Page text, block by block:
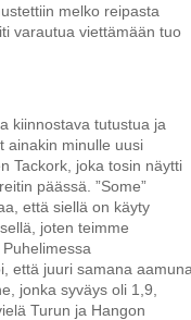
melko reipasta
varautua viettämään tuo
kiinnostava tutustua ja
ainakin minulle uusi
Tackork, joka tosin näytti
päässä. ”Some”
että siellä on käyty
joten teimme
että juuri samana
jonka syväys oli 1,9,
Turun ja Hangon